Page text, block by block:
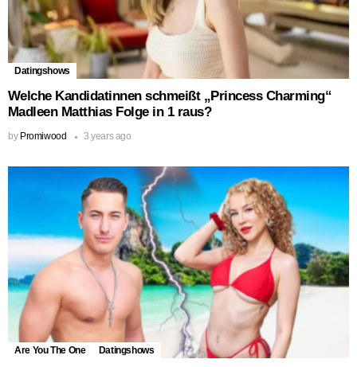
Datingshows
Welche Kandidatinnen schmeißt „Princess Charming“
Madleen Matthias Folge in 1 raus?
by Promiwood 3 years ago
Are You The One Datingshows